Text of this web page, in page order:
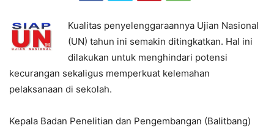
Kualitas penyelenggaraannya Ujian Nasional
(UN) tahun ini semakin ditingkatkan. Hal ini
dilakukan untuk menghindari potensi
kecurangan sekaligus memperkuat kelemahan
pelaksanaan di sekolah.
Kepala Badan Penelitian dan Pengembangan (Balitbang)